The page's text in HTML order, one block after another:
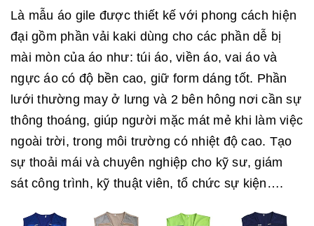
Là mẫu áo gile được thiết kế với phong cách hiện
đại gồm phần vải kaki dùng cho các phần dễ bị
mài mòn của áo như: túi áo, viền áo, vai áo và
ngực áo có độ bền cao, giữ form dáng tốt. Phần
lưới thường may ở lưng và 2 bên hông nơi cần sự
thông thoáng, giúp người mặc mát mẻ khi làm việc
ngoài trời, trong môi trường có nhiệt độ cao. Tạo
sự thoải mái và chuyên nghiệp cho kỹ sư, giám
sát công trình, kỹ thuật viên, tổ chức sự kiện….